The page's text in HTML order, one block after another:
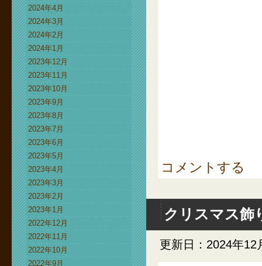
2024年4月
2024年3月
2024年2月
2024年1月
2023年12月
2023年11月
2023年10月
2023年9月
2023年8月
2023年7月
2023年6月
2023年5月
2023年4月
2023年3月
2023年2月
2023年1月
2022年12月
2022年11月
2022年10月
2022年9月
コメントする
クリスマス飾
更新日：2024年12